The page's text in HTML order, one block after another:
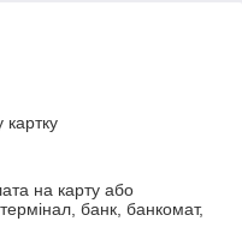
на карту або
банк, банкомат,